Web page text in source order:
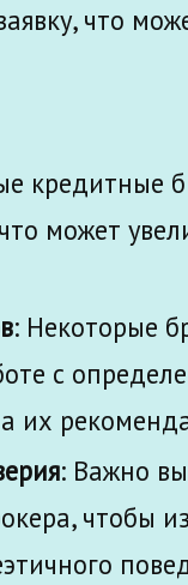
что
кредитные
может
: Некоторые
с
их
: Важно
чтобы